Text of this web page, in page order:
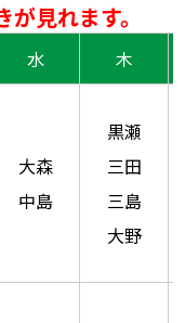
見れます。
水 木
大森
中島
黒瀬
三田
三島
大野